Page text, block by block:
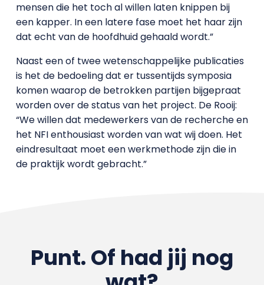
mensen die het toch al willen laten knippen bij
een kapper. In een latere fase moet het haar zijn
dat echt van de hoofdhuid gehaald wordt.”
Naast een of twee wetenschappelijke publicaties
is het de bedoeling dat er tussentijds symposia
komen waarop de betrokken partijen bijgepraat
worden over de status van het project. De Rooij:
“We willen dat medewerkers van de recherche en
het NFI enthousiast worden van wat wij doen. Het
eindresultaat moet een werkmethode zijn die in
de praktijk wordt gebracht.”
Punt. Of had jij nog